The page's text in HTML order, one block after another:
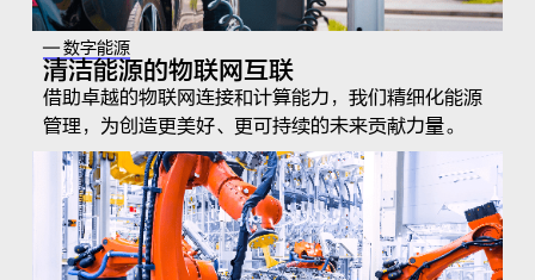
— 数字能源
清洁能源的物联网互联
借助卓越的物联网连接和计算能力，我们精细化能源
管理，为创造更美好、更可持续的未来贡献力量。